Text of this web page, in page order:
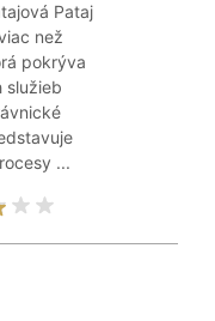
Pataj
než
pokrýva
služieb
...